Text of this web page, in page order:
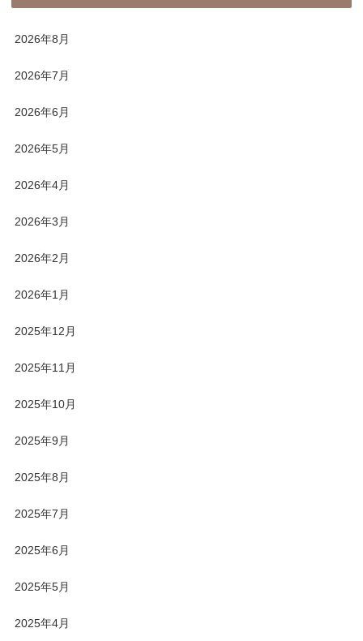
2026年8月
2026年7月
2026年6月
2026年5月
2026年4月
2026年3月
2026年2月
2026年1月
2025年12月
2025年11月
2025年10月
2025年9月
2025年8月
2025年7月
2025年6月
2025年5月
2025年4月